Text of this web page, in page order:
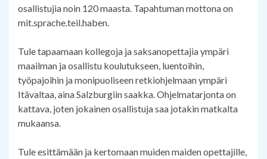
osallistujia noin 120 maasta. Tapahtuman mottona on
mit.sprache.teil.haben.
Tule tapaamaan kollegoja ja saksanopettajia ympäri
maailman ja osallistu koulutukseen, luentoihin,
työpajoihin ja monipuoliseen retkiohjelmaan ympäri
Itävaltaa, aina Salzburgiin saakka. Ohjelmatarjonta on
kattava, joten jokainen osallistuja saa jotakin matkalta
mukaansa.
Tule esittämään ja kertomaan muiden maiden opettajille,